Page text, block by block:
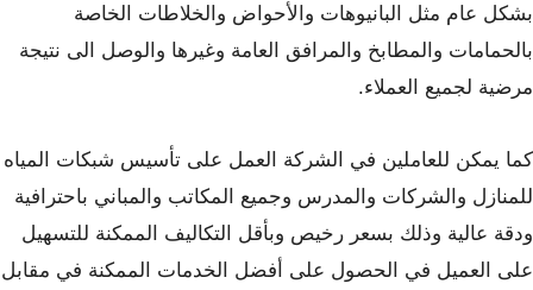
بشكل عام مثل البانيوهات والأحواض والخلاطات الخاصة
بالحمامات والمطابخ والمرافق العامة وغيرها والوصل الى نتيجة
مرضية لجميع العملاء.
كما يمكن للعاملين في الشركة العمل على تأسيس شبكات المياه
للمنازل والشركات والمدرس وجميع المكاتب والمباني باحترافية
ودقة عالية وذلك بسعر رخيص وبأقل التكاليف الممكنة للتسهيل
على العميل في الحصول على أفضل الخدمات الممكنة في مقابل